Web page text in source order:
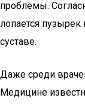
проблемы.
лопается
суставе.
Даже среди
Медицине